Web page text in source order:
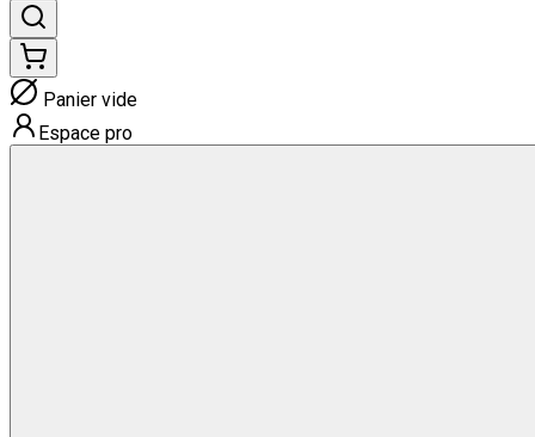
Panier vide
Espace pro